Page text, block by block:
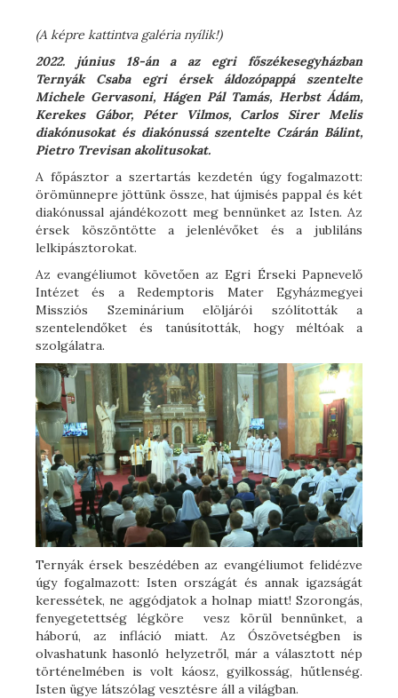
(A képre kattintva galéria nyílik!)
2022. június 18-án a az egri főszékesegyházban
Ternyák Csaba egri érsek áldozópappá szentelte
Michele Gervasoni, Hágen Pál Tamás, Herbst Ádám,
Kerekes Gábor, Péter Vilmos, Carlos Sirer Melis
diakónusokat és diakónussá szentelte Czárán Bálint,
Pietro Trevisan akolitusokat.
A főpásztor a szertartás kezdetén úgy fogalmazott:
örömünnepre jöttünk össze, hat újmisés pappal és két
diakónussal ajándékozott meg bennünket az Isten. Az
érsek köszöntötte a jelenlévőket és a jubliláns
lelkipásztorokat.
Az evangéliumot követően az Egri Érseki Papnevelő
Intézet és a Redemptoris Mater Egyházmegyei
Missziós Szeminárium elöljárói szólították a
szentelendőket és tanúsították, hogy méltóak a
szolgálatra.
Ternyák érsek beszédében az evangéliumot felidézve
úgy fogalmazott: Isten országát és annak igazságát
keressétek, ne aggódjatok a holnap miatt! Szorongás,
fenyegetettség légköre vesz körül bennünket, a
háború, az infláció miatt. Az Ószövetségben is
olvashatunk hasonló helyzetről, már a választott nép
történelmében is volt káosz, gyilkosság, hűtlenség.
Isten ügye látszólag vesztésre áll a világban.